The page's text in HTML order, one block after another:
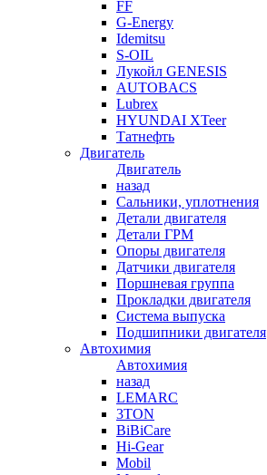
FF
G-Energy
Idemitsu
S-OIL
Лукойл GENESIS
AUTOBACS
Lubrex
HYUNDAI XTeer
Татнефть
Двигатель
Двигатель
назад
Сальники, уплотнения
Детали двигателя
Детали ГРМ
Опоры двигателя
Датчики двигателя
Поршневая группа
Прокладки двигателя
Система выпуска
Подшипники двигателя
Автохимия
Автохимия
назад
LEMARC
3TON
BiBiCare
Hi-Gear
Mobil